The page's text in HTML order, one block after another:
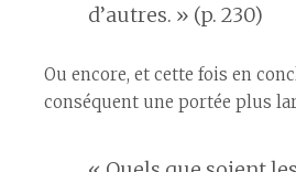
d’autres. » (p. 230)
Ou encore, et cette fois en
conséquent une portée plus